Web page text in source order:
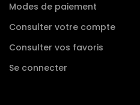
Modes de paiement
Consulter votre compte
Consulter vos favoris
Se connecter